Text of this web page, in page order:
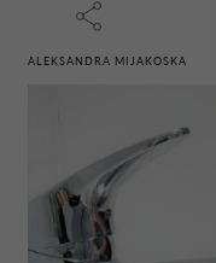
ALEKSANDRA MIJAKOSKA